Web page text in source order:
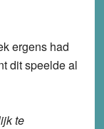
ergens had
dit speelde al
te